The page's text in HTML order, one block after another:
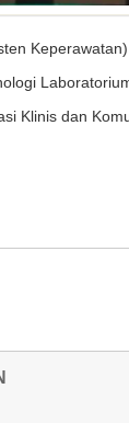
Keperawatan)
dan